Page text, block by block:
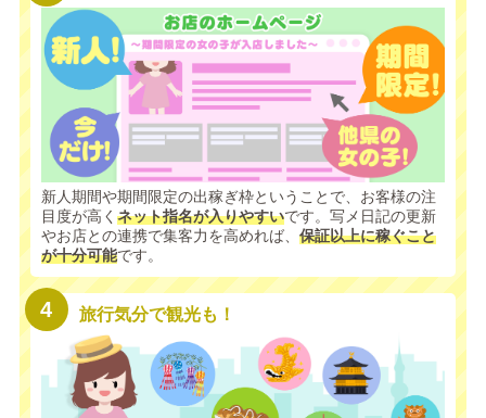
新人期間や期間限定の出稼ぎ枠ということで、お客様の注
目度が高く ネット指名が入りやすいです。写メ日記の更新
やお店との連携で集客力を高めれば、 保証以上に稼ぐこと
が十分可能です。
旅行気分で観光も！